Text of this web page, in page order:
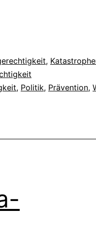
,
, Politik, Prävention,